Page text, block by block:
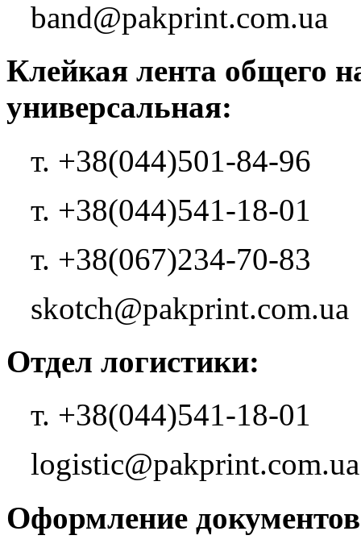
band@pakprint.com.ua
Клейкая лента общего
универсальная:
т. +38(044)501-84-96
т. +38(044)541-18-01
т. +38(067)234-70-83
skotch@pakprint.com.ua
Отдел логистики:
т. +38(044)541-18-01
logistic@pakprint.com.ua
Оформление